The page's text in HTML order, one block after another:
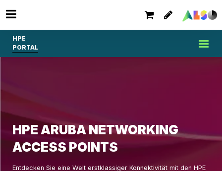
HPE
PORTAL
HPE ARUBA NETWORKING
ACCESS POINTS
Entdecken Sie eine Welt erstklassiger Konnektivität mit den HPE